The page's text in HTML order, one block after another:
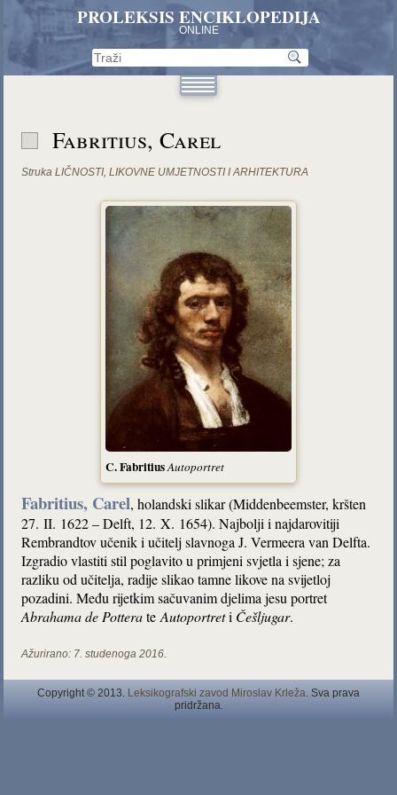
PROLEKSIS ENCIKLOPEDIJA
ONLINE
Fabritius, Carel
Struka LIČNOSTI,LIKOVNE UMJETNOSTI I ARHITEKTURA
C. FabritiusAutoportret
Fabritius, Carel, holandski slikar (Middenbeemster, kršten
27. II. 1622 – Delft, 12. X. 1654). Najbolji i najdarovitiji
Rembrandtov učenik i učitelj slavnoga J. Vermeera van Delfta.
Izgradio vlastiti stil poglavito u primjeni svjetla i sjene; za
razliku od učitelja, radije slikao tamne likove na svijetloj
pozadini. Među rijetkim sačuvanim djelima jesu portret
Abrahama de PotterateAutoportreti Češljugar.
Ažurirano: 7. studenoga 2016.
Copyright © 2013. Leksikografski zavod Miroslav Krleža. Sva prava
pridržana.